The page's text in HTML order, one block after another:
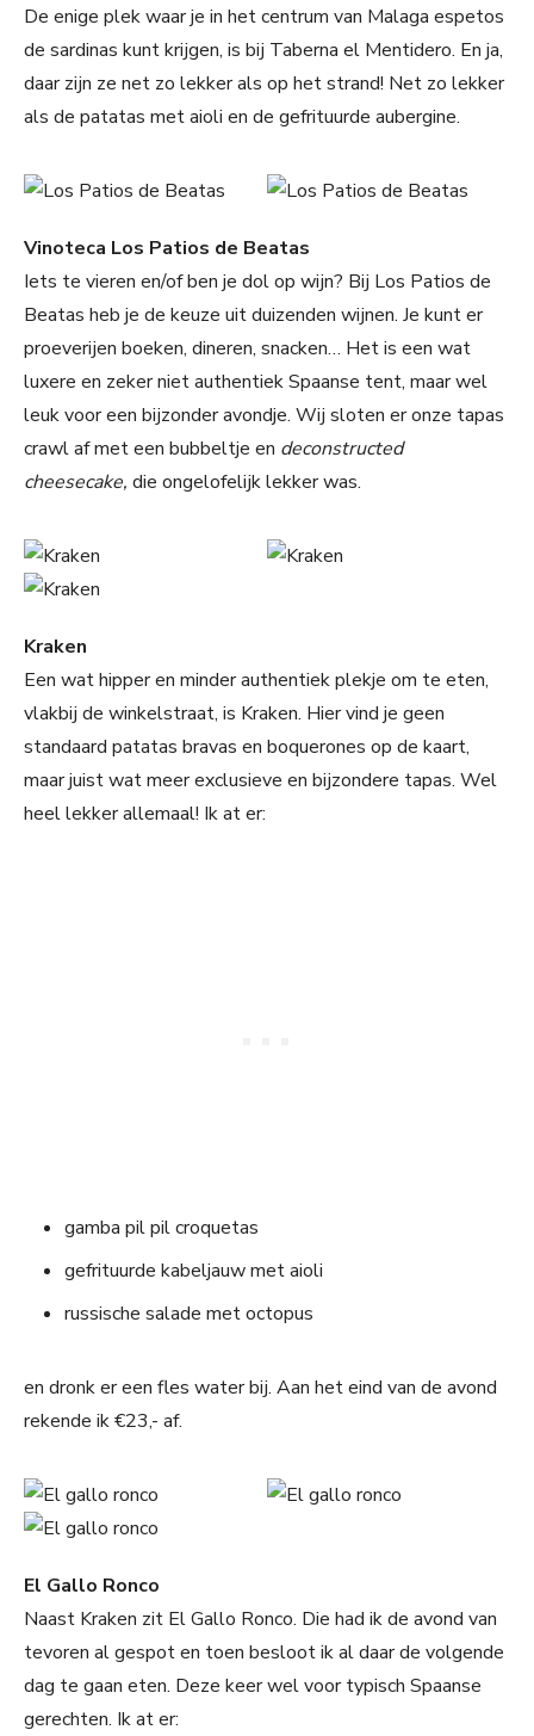
De enige plek waar je in het centrum van Malaga espetos
de sardinas kunt krijgen, is bij Taberna el Mentidero. En ja,
daar zijn ze net zo lekker als op het strand! Net zo lekker
als de patatas met aioli en de gefrituurde aubergine.
Vinoteca Los Patios de Beatas
Iets te vieren en/of ben je dol op wijn? Bij Los Patios de
Beatas heb je de keuze uit duizenden wijnen. Je kunt er
proeverijen boeken, dineren, snacken… Het is een wat
luxere en zeker niet authentiek Spaanse tent, maar wel
leuk voor een bijzonder avondje. Wij sloten er onze tapas
crawl af met een bubbeltje en deconstructed
cheesecake, die ongelofelijk lekker was.
Kraken
Een wat hipper en minder authentiek plekje om te eten,
vlakbij de winkelstraat, is Kraken. Hier vind je geen
standaard patatas bravas en boquerones op de kaart,
maar juist wat meer exclusieve en bijzondere tapas. Wel
heel lekker allemaal! Ik at er:
gamba pil pil croquetas
gefrituurde kabeljauw met aioli
russische salade met octopus
en dronk er een fles water bij. Aan het eind van de avond
rekende ik €23,- af.
El Gallo Ronco
Naast Kraken zit El Gallo Ronco. Die had ik de avond van
tevoren al gespot en toen besloot ik al daar de volgende
dag te gaan eten. Deze keer wel voor typisch Spaanse
gerechten. Ik at er: